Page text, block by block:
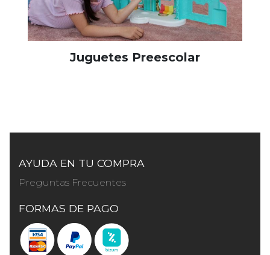
Juguetes Preescolar
AYUDA EN TU COMPRA
Preguntas Frecuentes
FORMAS DE PAGO